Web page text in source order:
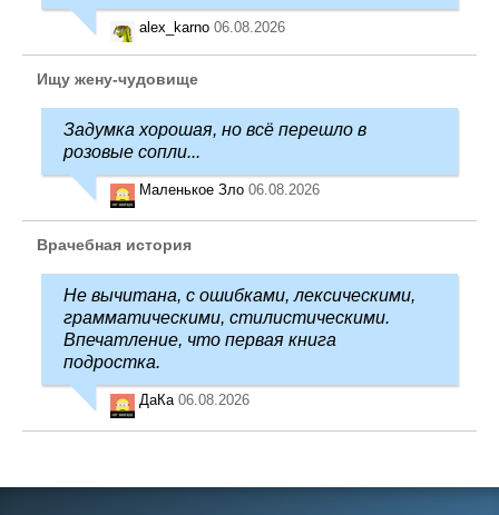
alex_karno 06.08.2026
Ищу жену-чудовище
Задумка хорошая, но всё перешло в
розовые сопли...
Маленькое Зло 06.08.2026
Врачебная история
Не вычитана, с ошибками, лексическими,
грамматическими, стилистическими.
Впечатление, что первая книга
подростка.
ДаКа 06.08.2026